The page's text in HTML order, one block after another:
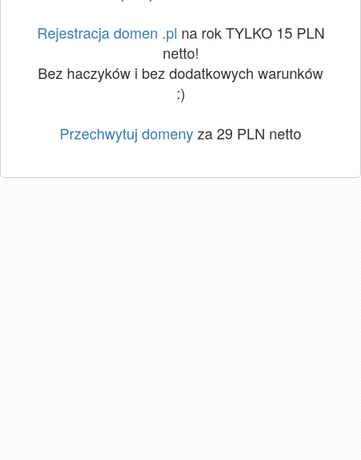
Rejestracja domen .pl na rok TYLKO 15 PLN
netto!
Bez haczyków i bez dodatkowych warunków
:)
Przechwytuj domenyza 29 PLN netto